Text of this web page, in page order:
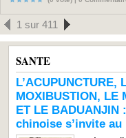
1 sur 411
SANTE
L’ACUPUNCTURE,
MOXIBUSTION, LE
ET LE
chinoise s’invite